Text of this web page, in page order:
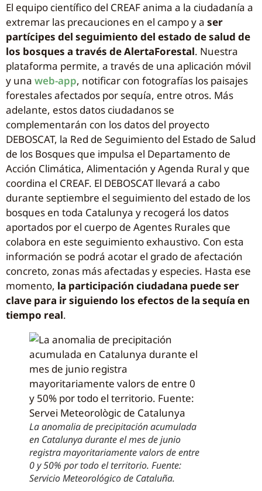
El equipo científico del CREAF anima a la ciudadanía a
extremar las precauciones en el campo y a ser
partícipes del seguimiento del estado de salud de
los bosques a través de AlertaForestal. Nuestra
plataforma permite, a través de una aplicación móvil
y una web-app, notificar con fotografías los paisajes
forestales afectados por sequía, entre otros. Más
adelante, estos datos ciudadanos se
complementarán con los datos del proyecto
DEBOSCAT, la Red de Seguimiento del Estado de Salud
de los Bosques que impulsa el Departamento de
Acción Climática, Alimentación y Agenda Rural y que
coordina el CREAF. El DEBOSCAT llevará a cabo
durante septiembre el seguimiento del estado de los
bosques en toda Catalunya y recogerá los datos
aportados por el cuerpo de Agentes Rurales que
colabora en este seguimiento exhaustivo. Con esta
información se podrá acotar el grado de afectación
concreto, zonas más afectadas y especies. Hasta ese
momento, la participación ciudadana puede ser
clave para ir siguiendo los efectos de la sequía en
tiempo real.
La anomalia de precipitación acumulada
en Catalunya durante el mes de junio
registra mayoritariamente valors de entre
0 y 50% por todo el territorio. Fuente:
Servicio Meteorológico de Cataluña.